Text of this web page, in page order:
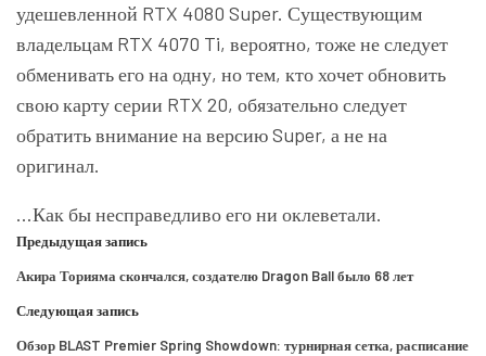
удешевленной RTX 4080 Super. Существующим
владельцам RTX 4070 Ti, вероятно, тоже не следует
обменивать его на одну, но тем, кто хочет обновить
свою карту серии RTX 20, обязательно следует
обратить внимание на версию Super, а не на
оригинал.
…Как бы несправедливо его ни оклеветали.
Предыдущая запись
Акира Торияма скончался, создателю Dragon Ball было 68 лет
Следующая запись
Обзор BLAST Premier Spring Showdown: турнирная сетка, расписание